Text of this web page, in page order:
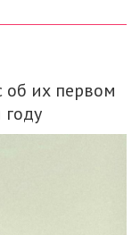
об их первом